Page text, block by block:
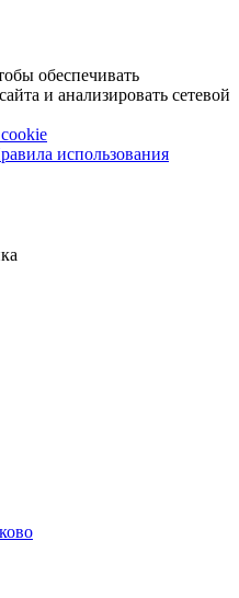
обеспечивать
и анализировать сетевой
использования